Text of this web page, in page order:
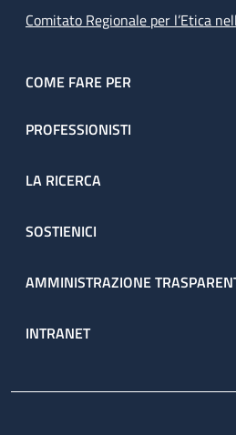
Comitato Regionale per l’Etica
COME FARE PER
PROFESSIONISTI
LA RICERCA
SOSTIENICI
AMMINISTRAZIONE
INTRANET